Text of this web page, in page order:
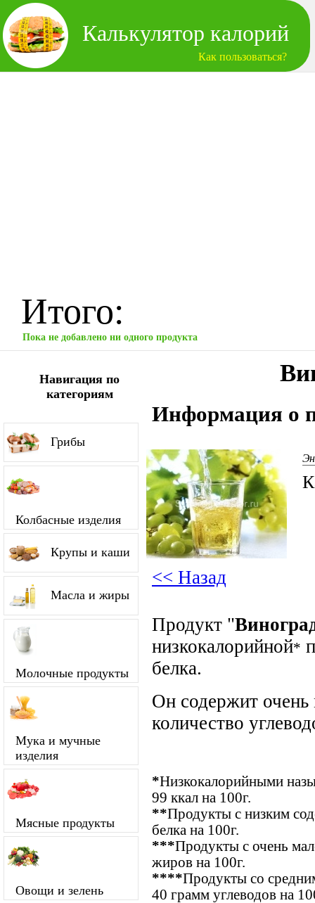
Калькулятор калорий
Как пользоваться?
Итого:
Пока не добавлено ни одного продукта
Навигация по
категориям
Грибы
Колбасные изделия
Крупы и каши
Масла и жиры
Молочные продукты
Мука и мучные
изделия
Мясные продукты
Овощи и зелень
Информация о
<< Назад
Продукт "
низкокалорийной*
белка.
Он содержит очень
количество
*Низкокалорийными
99 ккал на 100г.
**Продукты с низким
белка на 100г.
***Продукты с очень
жиров на 100г.
****Продукты со
40 грамм углеводов на